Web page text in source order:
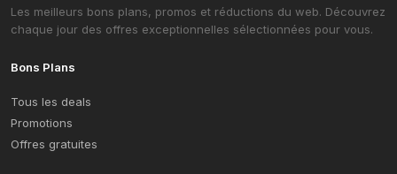
Les meilleurs bons plans, promos et réductions du web. Découvrez
chaque jour des offres exceptionnelles sélectionnées pour vous.
Bons Plans
Tous les deals
Promotions
Offres gratuites